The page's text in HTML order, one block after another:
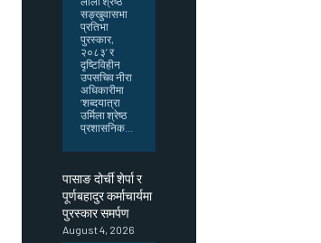
सङ्खुवासभा
प्रतिभा
पुरस्कार,
२०८३’ र
दृष्टिविहीन
उपसचिव नीरा
अधिकारीमा
‘शब्दयात्रा
उर्मिला श्रेष्ठ
प्रशासनिक...
पासाङ दोर्ची शेर्पा र
पूर्णबहादुर कर्माचार्यमा
पुरस्कार समर्पण
August 4, 2026